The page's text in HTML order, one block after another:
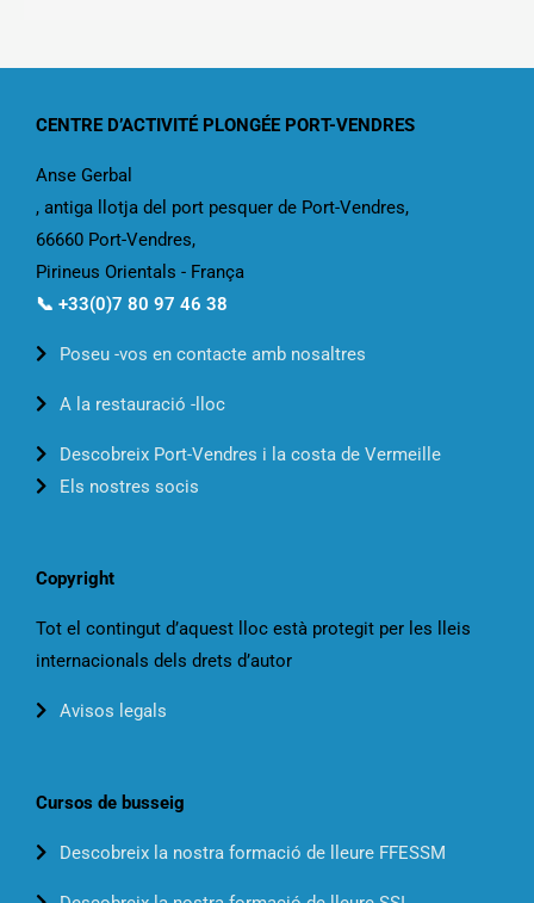
CENTRE D’ACTIVITÉ PLONGÉE PORT-VENDRES
Anse Gerbal
, antiga llotja del port pesquer de Port-Vendres,
66660 Port-Vendres,
Pirineus Orientals - França
📞 +33(0)7 80 97 46 38
Poseu -vos en contacte amb nosaltres
A la restauració -lloc
Descobreix Port-Vendres i la costa de Vermeille
Els nostres socis
Copyright
Tot el contingut d’aquest lloc està protegit per les lleis
internacionals dels drets d’autor
Avisos legals
Cursos de busseig
Descobreix la nostra formació de lleure FFESSM